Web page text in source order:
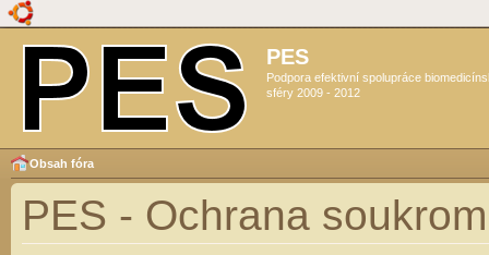
PES
Podpora efektivní spolupráce
sféry 2009 - 2012
Obsah fóra
PES - Ochrana